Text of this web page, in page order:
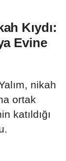
Kıydı:
Evine
nikah
ortak
katıldığı